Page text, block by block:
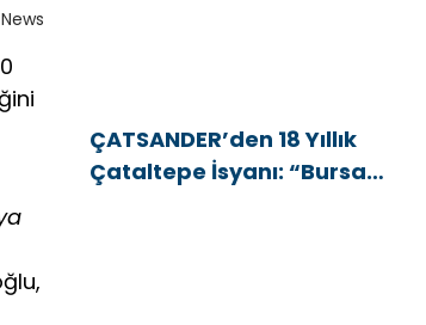
News
ÇATSANDER’den 18 Yıllık
Çataltepe İsyanı: “Bursa